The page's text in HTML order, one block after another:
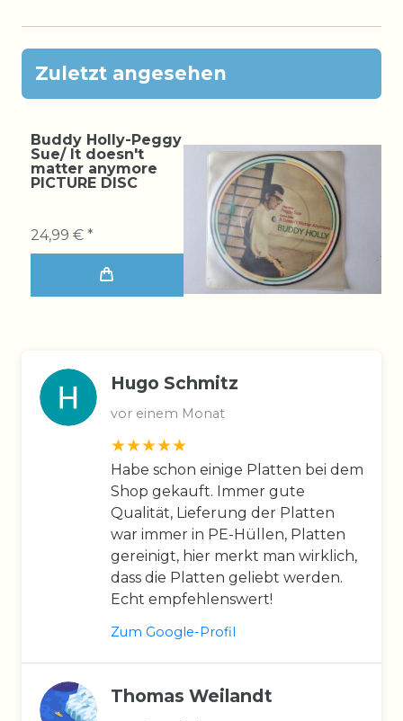
Zuletzt angesehen
Buddy Holly-Peggy
Sue/ It doesn't
matter anymore
PICTURE DISC
24,99 € *
Hugo Schmitz
vor einem Monat
Habe schon einige Platten bei dem
Shop gekauft. Immer gute
Qualität, Lieferung der Platten
war immer in PE-Hüllen, Platten
gereinigt, hier merkt man wirklich,
dass die Platten geliebt werden.
Echt empfehlenswert!
Zum Google-Profil
Thomas Weilandt